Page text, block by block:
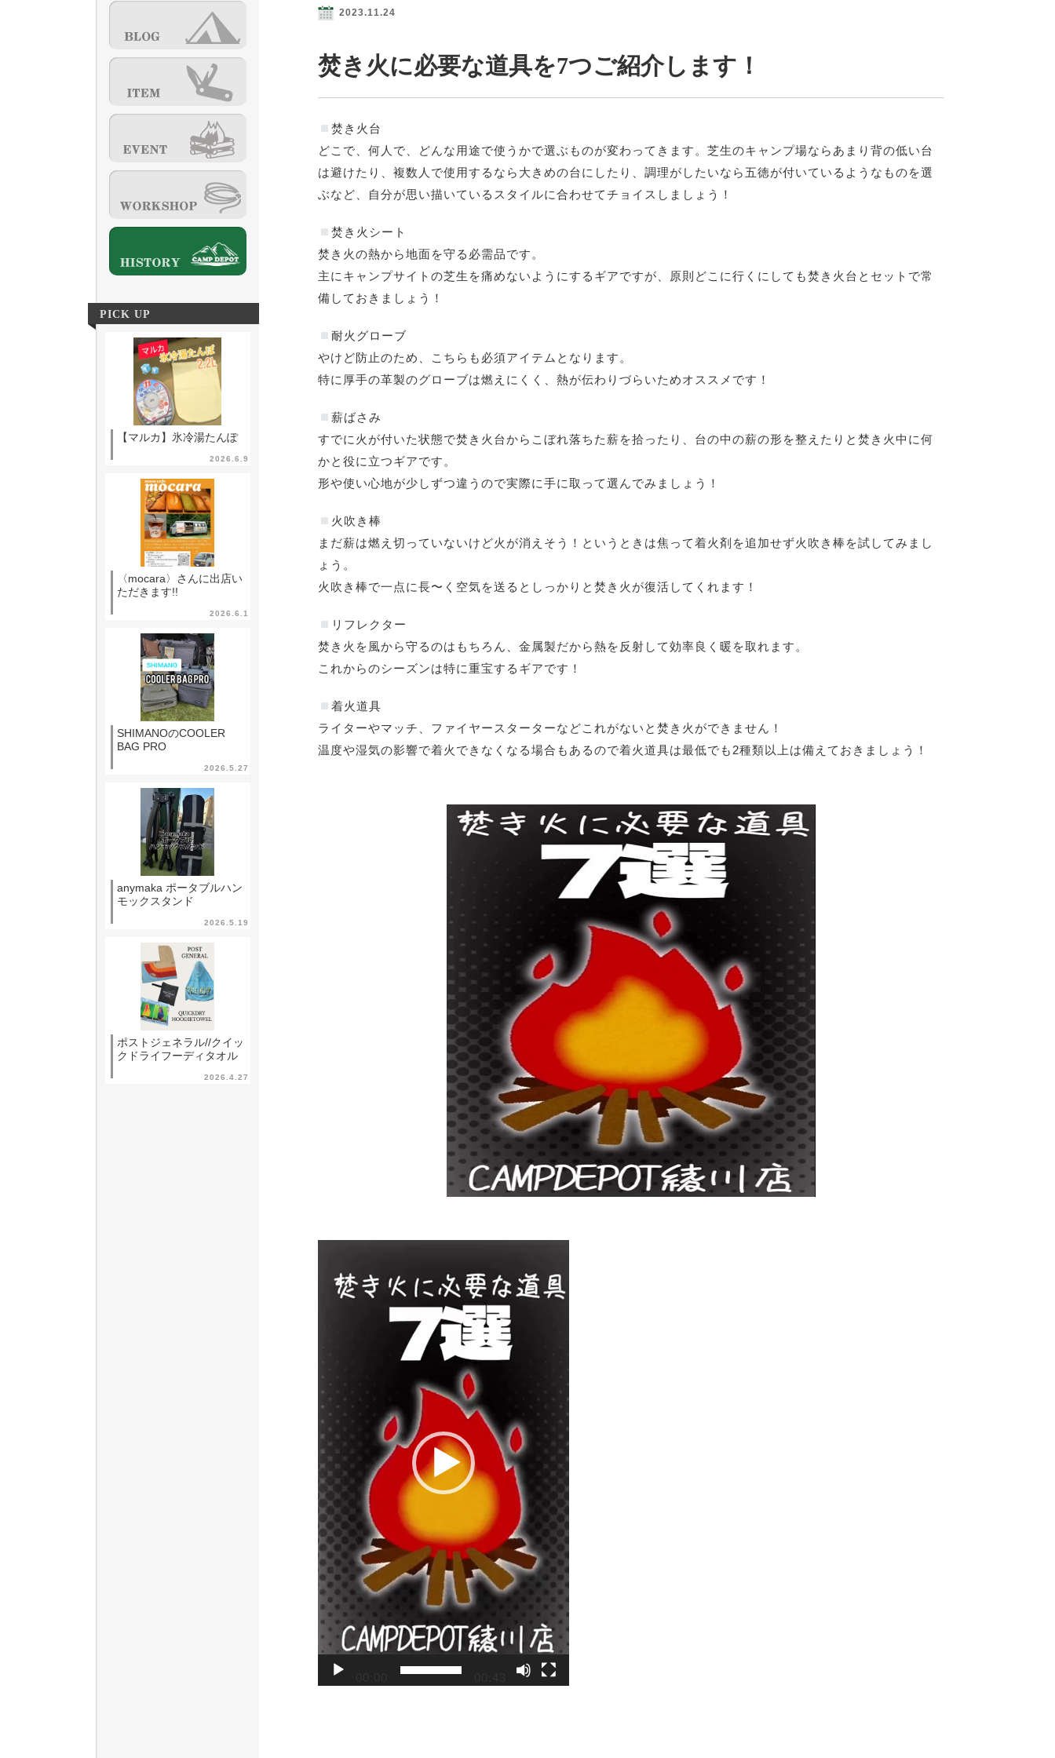
2023.11.24
焚き火に必要な道具を7つご紹介します！
焚き火台
どこで、何人で、どんな用途で使うかで選ぶものが変わってきます。芝生のキャンプ場ならあまり背の低い台
は避けたり、複数人で使用するなら大きめの台にしたり、調理がしたいなら五徳が付いているようなものを選
ぶなど、自分が思い描いているスタイルに合わせてチョイスしましょう！
焚き火シート
焚き火の熱から地面を守る必需品です。
主にキャンプサイトの芝生を痛めないようにするギアですが、原則どこに行くにしても焚き火台とセットで常
備しておきましょう！
耐火グローブ
やけど防止のため、こちらも必須アイテムとなります。
特に厚手の革製のグローブは燃えにくく、熱が伝わりづらいためオススメです！
薪ばさみ
すでに火が付いた状態で焚き火台からこぼれ落ちた薪を拾ったり、台の中の薪の形を整えたりと焚き火中に何
かと役に立つギアです。
形や使い心地が少しずつ違うので実際に手に取って選んでみましょう！
火吹き棒
まだ薪は燃え切っていないけど火が消えそう！というときは焦って着火剤を追加せず火吹き棒を試してみまし
ょう。
火吹き棒で一点に長〜く空気を送るとしっかりと焚き火が復活してくれます！
リフレクター
焚き火を風から守るのはもちろん、金属製だから熱を反射して効率良く暖を取れます。
これからのシーズンは特に重宝するギアです！
着火道具
ライターやマッチ、ファイヤースターターなどこれがないと焚き火ができません！
温度や湿気の影響で着火できなくなる場合もあるので着火道具は最低でも2種類以上は備えておきましょう！
ー
PICK UP
2026.6.9
【マルカ】氷冷湯たんぽ
2026.6.1
〈mocara〉さんに出店い
ただきます!!
2026.5.27
SHIMANOのCOOLER
BAG PRO
2026.5.19
anymaka ポータブルハン
モックスタンド
2026.4.27
ポストジェネラル//クイッ
クドライフーディタオル